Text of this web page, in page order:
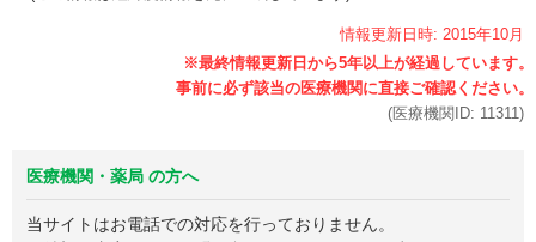
情報更新日時: 2015年10月
(医療機関ID: 11311)
医療機関・薬局 の方へ
当サイトはお電話での対応を行っておりません。